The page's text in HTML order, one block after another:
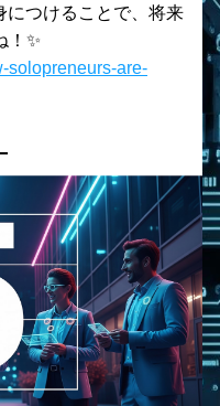
！✨
solopreneurs-are-